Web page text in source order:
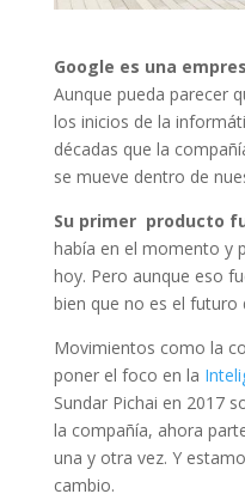
Google es una
Aunque pueda parecer
los inicios de la
décadas que la
se mueve dentro de
Su primer producto
había en el momento y
hoy. Pero aunque eso
bien que no es el futuro
Movimientos como la
poner el foco en la
Sundar Pichai en 2017
la compañía, ahora
una y otra vez. Y
cambio.